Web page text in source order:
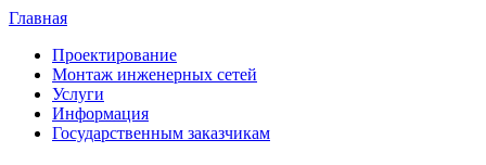
Главная
Проектирование
Монтаж инженерных сетей
Услуги
Информация
Государственным заказчикам